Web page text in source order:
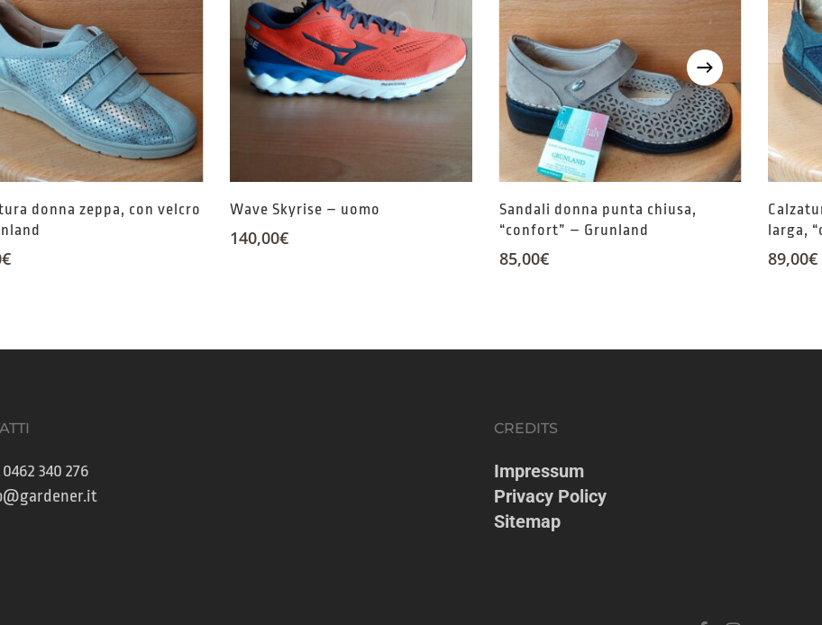
donna zeppa, con velcro
€
Wave Skyrise – uomo
140,00€
Sandali donna punta chiusa,
“confort” – Grunland
85,00€
larga,
89,00€
340 276
CREDITS
Impressum
Privacy Policy
Sitemap